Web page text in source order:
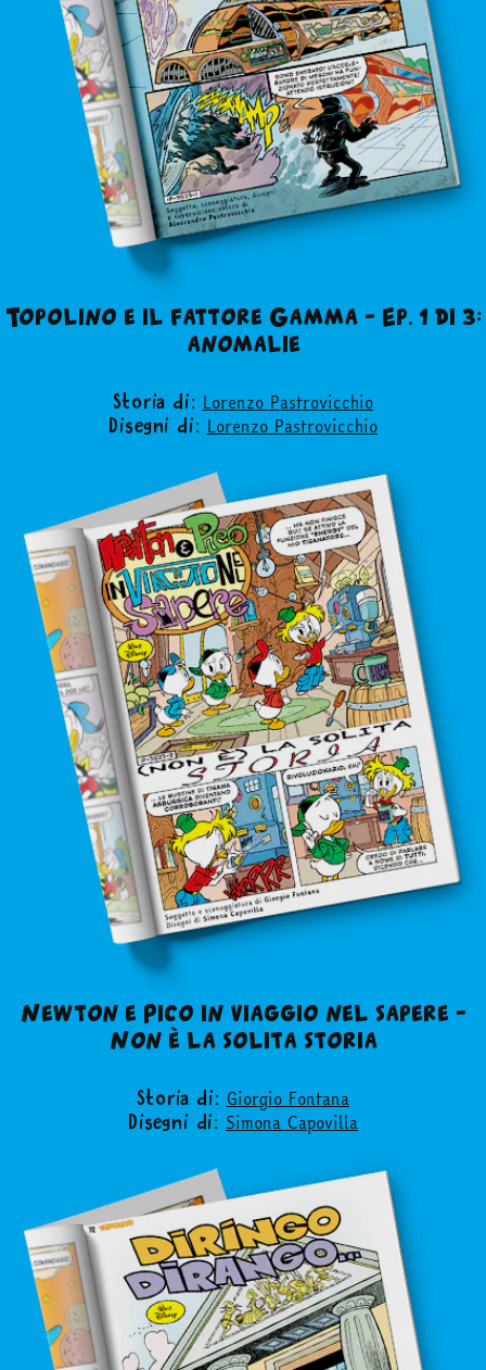
in edicola
mondo fumetto
news & eventi
Cerca
abbonati
acquista
Facebook
Instagram
Twitter
Topolino e il fattore Gamma – Ep. 1 di 3:
anomalie
Storia di: Lorenzo Pastrovicchio
Disegni di: Lorenzo Pastrovicchio
Newton e Pico in viaggio nel sapere –
Non è la solita storia
Storia di: Giorgio Fontana
Disegni di: Simona Capovilla